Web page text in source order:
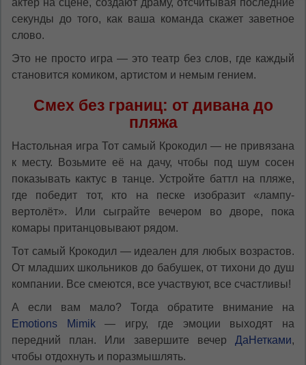
актёр на сцене, создают драму, отсчитывая последние
секунды до того, как ваша команда скажет заветное
слово.
Это не просто игра — это театр без слов, где каждый
становится комиком, артистом и немым гением.
Смех без границ: от дивана до
пляжа
Настольная игра Тот самый Крокодил — не привязана
к месту. Возьмите её на дачу, чтобы под шум сосен
показывать кактус в танце. Устройте баттл на пляже,
где победит тот, кто на песке изобразит «лампу-
вертолёт». Или сыграйте вечером во дворе, пока
комары пританцовывают рядом.
Тот самый Крокодил — идеален для любых возрастов.
От младших школьников до бабушек, от тихони до душ
компании. Все смеются, все участвуют, все счастливы!
А если вам мало? Тогда обратите внимание на
Emotions Mimik— игру, где эмоции выходят на
передний план. Или завершите вечер ДаНетками,
чтобы отдохнуть и поразмышлять.